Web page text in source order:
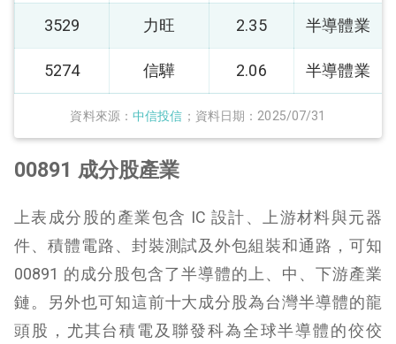
資料來源：中信投信 ；資料日期：2025/07/31
3529 力旺 2.35 半導體業
5274 信驊 2.06 半導體業
00891 成分股產業
上表成分股的產業包含 IC 設計、上游材料與元器
件、積體電路、封裝測試及外包組裝和通路，可知
00891 的成分股包含了半導體的上、中、下游產業
鏈。另外也可知這前十大成分股為台灣半導體的龍
頭股，尤其台積電及聯發科為全球半導體的佼佼